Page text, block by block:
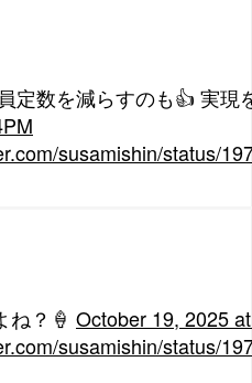
定数を減らすのも👍 実現
susamishin/status/
ね？🍦 October 19, 2025
susamishin/status/